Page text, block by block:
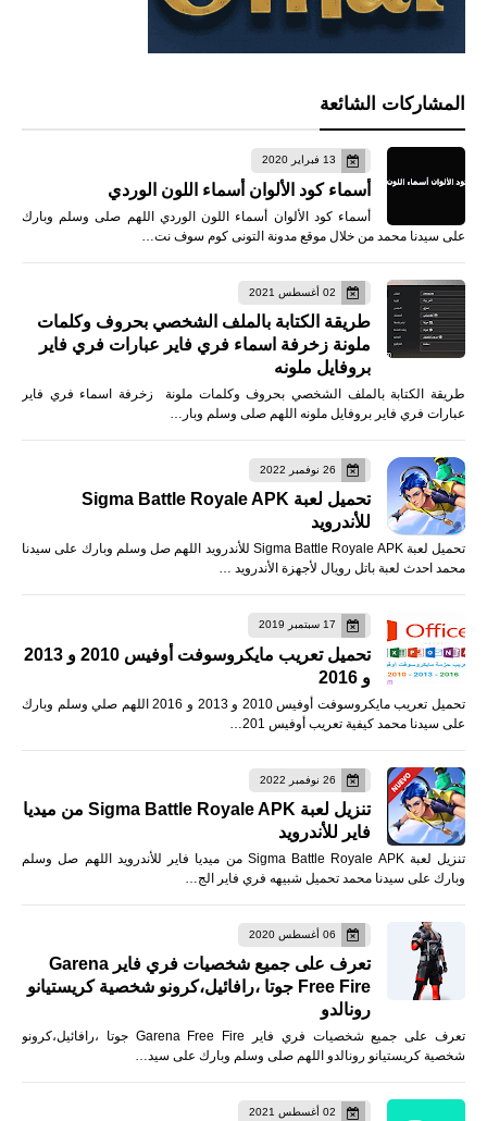
المشاركات الشائعة
13 فبراير 2020
أسماء كود الألوان أسماء اللون الوردي
أسماء كود الألوان أسماء اللون الوردي اللهم صلى وسلم وبارك
على سيدنا محمد من خلال موقع مدونة التونى كوم سوف نت…
02 أغسطس 2021
طريقة الكتابة بالملف الشخصي بحروف وكلمات
ملونة زخرفة اسماء فري فاير عبارات فري فاير
بروفايل ملونه
طريقة الكتابة بالملف الشخصي بحروف وكلمات ملونة زخرفة اسماء فري فاير
عبارات فري فاير بروفايل ملونه اللهم صلى وسلم وبار…
26 نوفمبر 2022
تحميل لعبة Sigma Battle Royale APK
للأندرويد
تحميل لعبة Sigma Battle Royale APK للأندرويد اللهم صل وسلم وبارك على سيدنا
محمد احدث لعبة باتل رويال لأجهزة الأندرويد …
17 سبتمبر 2019
تحميل تعريب مايكروسوفت أوفيس 2010 و 2013
و 2016
تحميل تعريب مايكروسوفت أوفيس 2010 و 2013 و 2016 اللهم صلي وسلم وبارك
على سيدنا محمد كيفية تعريب أوفيس 201…
26 نوفمبر 2022
تنزيل لعبة Sigma Battle Royale APK من ميديا
فاير للأندرويد
تنزيل لعبة Sigma Battle Royale APK من ميديا فاير للأندرويد اللهم صل وسلم
وبارك على سيدنا محمد تحميل شبيهه فري فاير الج…
06 أغسطس 2020
تعرف على جميع شخصيات فري فاير Garena
Free Fire جوتا ،رافائيل،كرونو شخصية كريستيانو
رونالدو
تعرف على جميع شخصيات فري فاير Garena Free Fire جوتا ،رافائيل،كرونو
شخصية كريستيانو رونالدو اللهم صلى وسلم وبارك على سيد…
02 أغسطس 2021